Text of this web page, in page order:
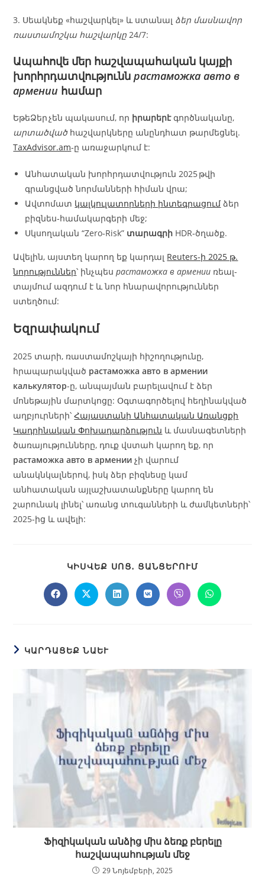
3. Սեակնեք «հաշվարկել» և ստանալ ձեր մասնավոր
ռաստամոշկա հաշվարկը 24/7:
Ապահովե մեր հաշվապահական կայքի
խորհրդատվություննрастаможка авто в
армении համար
ԵթեՁեր չեն պակասում, որ իրարերէգործնականը,
արտածվածհաշվարկները անընդհատ թարմեցնել.
TaxAdvisor.am‑ը առաջարկում է:
Անհատական խորհրդատվություն 2025 թվի
գրանցված նորմանների հիման վրա;
Ավտոմատ կալկուլատորների ինտեգրացում ձեր
բիզնես‑համակարգերի մեջ;
Սկսողական “Zero‑Risk” տարագրի HDR‑ծղածք.
Ավելին, այստեղ կարող եք կարդալ Reuters-ի 2025 թ.
նորություններ՝ ինչպեսрастаможка в армении ռեալ-
տայմում ազդում է և նոր հնարավորություններ
ստեղծում:
Եզրափակում
2025 տարի, ռաստամոշկայի հիշողությունը,
հրապարակված растаможка авто в армении
калькулятор-ը, անպայման բարելավում է ձեր
մոնեթային մարտկոցը: Օգտագործելով հեղինակված
աղբյուրների՝Հայաստանի Անհատական Առանցքի
Կադրինական Փոխադարձություն և մասնագետների
ծառայությունները, դուք վստահ կարող եք, որ
растаможка авто в армении չի վարում
անակնկալներով, իսկ ձեր բիզնեսը կամ
անհատական այլաշխատանքները կարող են
շարունակ լինել՝ առանց տուգանների և ժամկետների՝
2025‑ից և ավելի:
ԿԻՍՎԵՔ ՍՈՑ․ ՑԱՆՑԵՐՈՒՄ
ԿԱՐԴԱՑԵՔ ՆԱԵՒ
Ֆիզիկական անձից միս ձեռք բերելը
հաշվապահության մեջ
29 Նոյեմբերի, 2025